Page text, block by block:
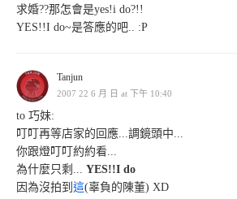
求婚??那怎會是yes!i do?!!
YES!!I do~是答應的吧.. :P
Tanjun
2007 22 6 月 日 at 下午 10:40
to 巧妹:
叮叮再等店家的回應...調鏡頭中...
你跟燈叮叮約約看...
為什麼只剩... YES!!I do
因為沒拍到 這(辜負的陳董) XD